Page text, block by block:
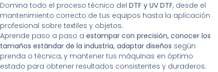
Domina todo el proceso técnico del DTF y UV DTF, desde el
mantenimiento correcto de tus equipos hasta la aplicación
profesional sobre textiles y objetos.
Aprende paso a paso a estampar con precisión, conocer los
tamaños estándar de la industria, adaptar diseños según
prenda o técnica, y mantener tus máquinas en óptimo
estado para obtener resultados consistentes y duraderos.